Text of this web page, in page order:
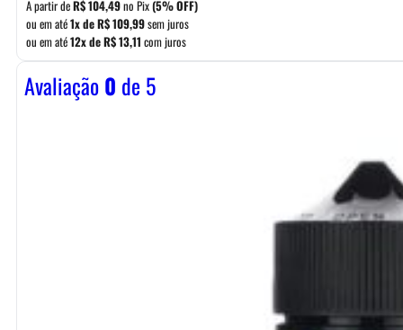
A partir deR$104,49no Pix(5% OFF)
ou em até1x deR$109,99sem juros
ou em até12x deR$13,11 com juros
Avaliação0 de 5